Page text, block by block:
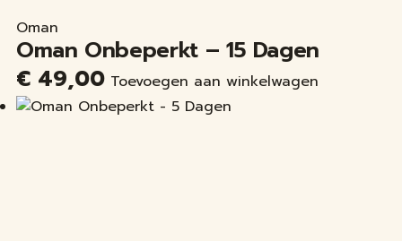
Oman
Oman Onbeperkt – 15 Dagen
€ 49,00 Toevoegen aan winkelwagen